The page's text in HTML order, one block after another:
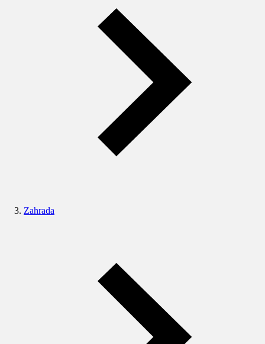
Zahrada